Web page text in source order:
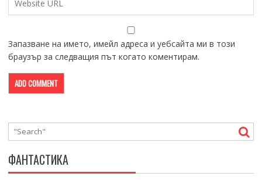
Запазване на името, имейл адреса и уебсайта ми в този
браузър за следващия път когато коментирам.
ФАНТАСТИКА